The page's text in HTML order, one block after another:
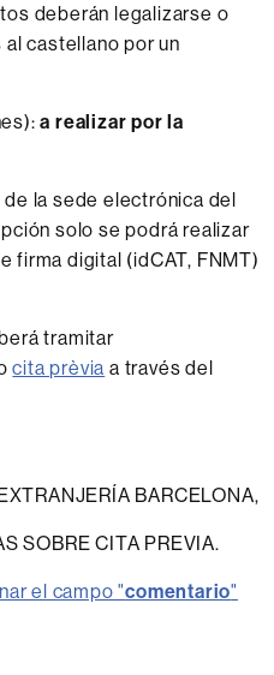
deberán legalizarse o
castellano por un
a realizar por la
de la sede electrónica del
solo se podrá realizar
firma digital (idCAT, FNMT)
tramitar
cita prèvia a través del
BARCELONA,
SOBRE CITA PREVIA.
el campo "comentario"